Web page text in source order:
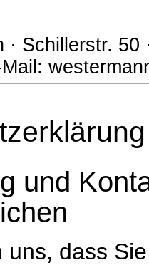
Schillerstr. 50
und
uns, dass